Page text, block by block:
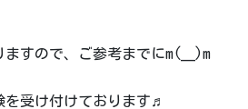
すので、ご参考までにm(__)m
を受け付けております♬